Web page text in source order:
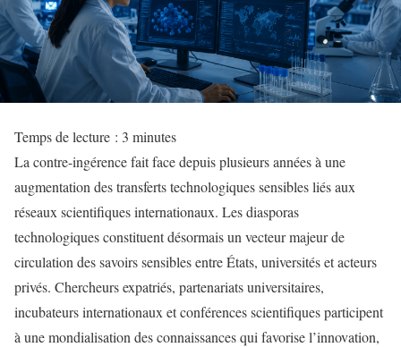
Temps de lecture : 3 minutes
La contre-ingérence fait face depuis plusieurs années à une
augmentation des transferts technologiques sensibles liés aux
réseaux scientifiques internationaux. Les diasporas
technologiques constituent désormais un vecteur majeur de
circulation des savoirs sensibles entre États, universités et acteurs
privés. Chercheurs expatriés, partenariats universitaires,
incubateurs internationaux et conférences scientifiques participent
à une mondialisation des connaissances qui favorise l’innovation,